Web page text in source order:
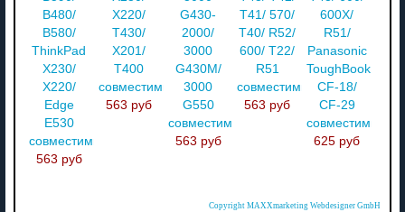
B480/
B580/
ThinkPad
X230/
X220/
Edge
E530
совместимый
563 руб
X220/
T430/
X201/
T400
совместимый
563 руб
G430-
2000/
3000
G430M/
3000
G550
совместимый
563 руб
T41/ 570/
T40/ R52/
600/ T22/
R51
совместимый
563 руб
600X/
R51/
Panasonic
ToughBook
CF-18/
CF-29
совместимый
625 руб
Copyright MAXXmarketing Webdesigner GmbH